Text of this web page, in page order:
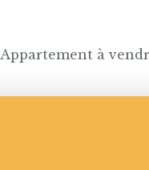
Appartement à